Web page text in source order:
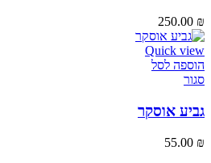
250.00 ₪
Quick view
הוספה לסל
סגור
גביע אוסקר
55.00 ₪